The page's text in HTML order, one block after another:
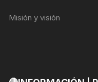
Misión y visión